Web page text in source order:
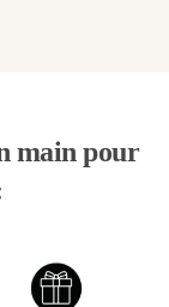
main pour